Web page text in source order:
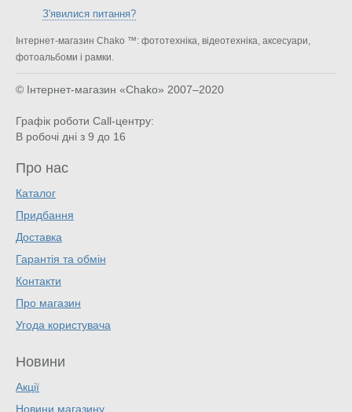
З'явилися питання?
Інтернет-магазин Chako ™: фототехніка, відеотехніка, аксесуари,
фотоальбоми і рамки.
© Інтернет-магазин «Chako» 2007–2020
Графік роботи Call-центру:
В робочі дні з 9 до 16
Про нас
Каталог
Придбання
Доставка
Гарантія та обмін
Контакти
Про магазин
Угода користувача
Новини
Акції
Новини магазину